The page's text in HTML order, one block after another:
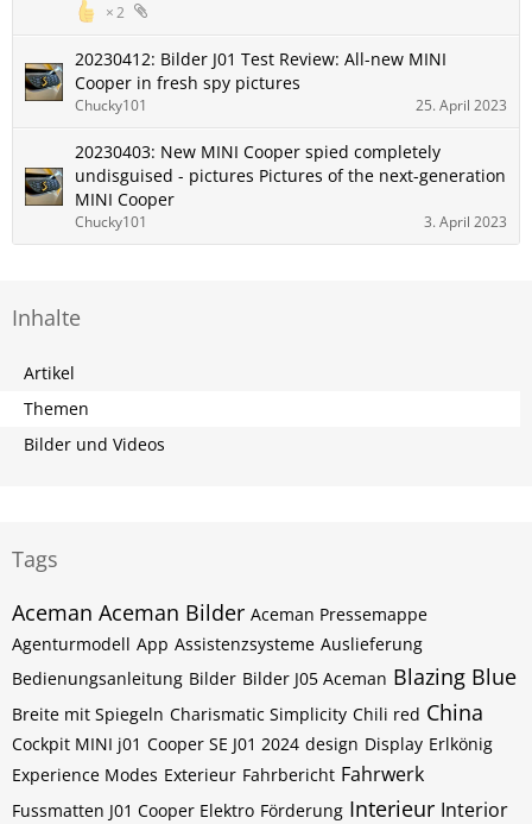
2
20230412: Bilder J01 Test Review: All-new MINI
Cooper in fresh spy pictures
Chucky101 25. April 2023
20230403: New MINI Cooper spied completely
undisguised - pictures Pictures of the next-generation
MINI Cooper
Chucky101 3. April 2023
Inhalte
Artikel
Themen
Bilder und Videos
Tags
Aceman Aceman Bilder Aceman Pressemappe
Agenturmodell App Assistenzsysteme Auslieferung
Bedienungsanleitung Bilder Bilder J05 Aceman Blazing Blue
Breite mit Spiegeln Charismatic Simplicity Chili red China
Cockpit MINI j01 Cooper SE J01 2024 design Display Erlkönig
Experience Modes Exterieur Fahrbericht Fahrwerk
Fussmatten J01 Cooper Elektro Förderung Interieur Interior